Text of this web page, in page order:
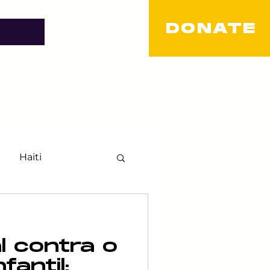
DONATE
Haiti
LGBTcontra o